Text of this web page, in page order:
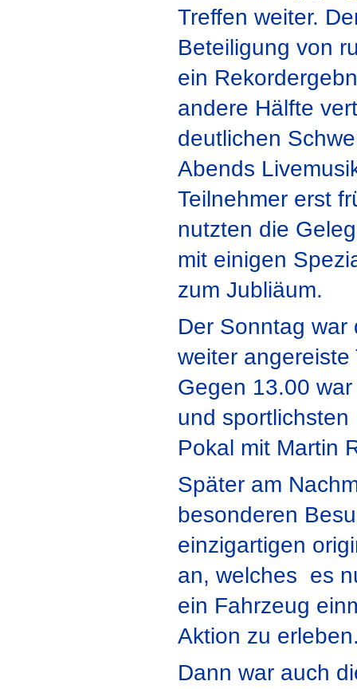
Treffen weiter.
Beteiligung von
ein
andere Hälfte
deutlichen
Abends
Teilnehmer erst
nutzten die
mit einigen
zum Jubliäum.
Der Sonntag
weiter
Gegen 13.00
und
Pokal mit Martin
Später am
besonderen
einzigartigen
an, welches es
ein Fahrzeug
Aktion zu
Dann war auch